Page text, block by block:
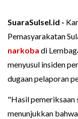
SuaraSulsel.id -
Pemasyarakatan
narkoba di
menyusul insiden
dugaan pelaporan
"Hasil pemeriksaan
menunjukkan